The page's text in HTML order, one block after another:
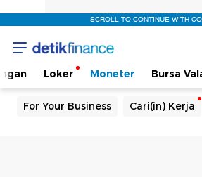
SCROLL TO CONTINUE WITH
Loker Moneter Bursa
For Your Business Cari(in) Kerja